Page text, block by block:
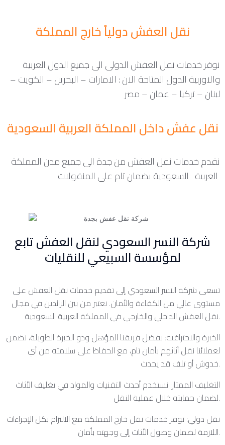
نقل العفش دولياً خارج المملكة
نوفر خدمات نقل العفش الدولى الى جميع الدول العربية
والاوربية الدول المتاحة الان : الامارات – البحرين – الكويت –
لبنان – تركيا – عمان – مصر
نقل عفش داخل المملكة العربية السعودية
نقدم خدمات نقل العفش من جدة الى جميع مدن المملكة
شركة النسر السعودي لنقل العفش تابع
لمؤسسة السبيعي للنقليات
تسعى شركة النسر السعودي إلى تقديم خدمات نقل العفش على
مستوى عالي من الكفاءة والأمان. نعتبر من بين الرائدين في مجال
نقل العفش الداخلي والخارجي في المملكة العربية السعودية.
الخبرة والاحترافية: بفضل فريقنا المؤهل وذو الخبرة الطويلة، نضمن
لعملائنا نقل أثاثهم بأمان تام، مع الحفاظ على سلامته من أي
خدوش أو تلف قد يحدث.
التغليف الممتاز: نستخدم أحدث التقنيات والمواد في تغليف الأثاث
لضمان حمايته خلال عملية النقل.
نقل دولي: نوفر خدمات نقل خارج المملكة مع الالتزام بكل الإجراءات
اللازمة لضمان وصول الأثاث إلى وجهته بأمان.